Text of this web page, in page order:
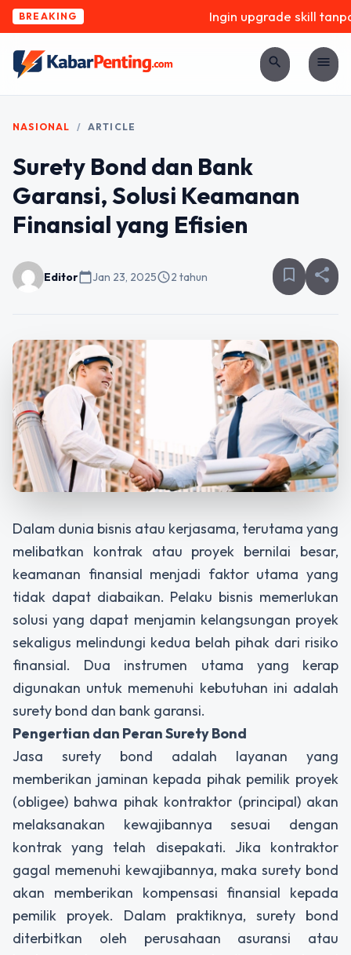
BREAKING Ingin upgrade skill
search menu
NASIONAL / ARTICLE
Surety Bond dan Bank
Garansi, Solusi Keamanan
Finansial yang Efisien
Editorcalendar_todayJan 23, 2025schedule2 tahun bookmark_border share
Dalam dunia bisnis atau kerjasama, terutama yang
melibatkan kontrak atau proyek bernilai besar,
keamanan finansial menjadi faktor utama yang
tidak dapat diabaikan. Pelaku bisnis memerlukan
solusi yang dapat menjamin kelangsungan proyek
sekaligus melindungi kedua belah pihak dari risiko
finansial. Dua instrumen utama yang kerap
digunakan untuk memenuhi kebutuhan ini adalah
surety bond dan bank garansi.
Pengertian dan Peran Surety Bond
Jasa surety bond adalah layanan yang
memberikan jaminan kepada pihak pemilik proyek
(obligee) bahwa pihak kontraktor (principal) akan
melaksanakan kewajibannya sesuai dengan
kontrak yang telah disepakati. Jika kontraktor
gagal memenuhi kewajibannya, maka surety bond
akan memberikan kompensasi finansial kepada
pemilik proyek. Dalam praktiknya, surety bond
diterbitkan oleh perusahaan asuransi atau